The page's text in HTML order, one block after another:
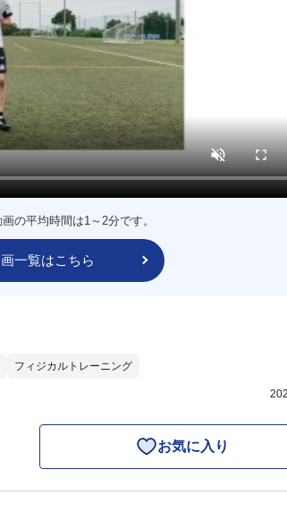
の平均時間は1～2分です。
一覧はこちら
フィジカルトレーニング
お気に入り